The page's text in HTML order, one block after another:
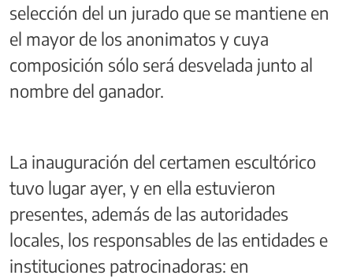
selección del un jurado que se mantiene en
el mayor de los anonimatos y cuya
composición sólo será desvelada junto al
nombre del ganador.
La inauguración del certamen escultórico
tuvo lugar ayer, y en ella estuvieron
presentes, además de las autoridades
locales, los responsables de las entidades e
instituciones patrocinadoras: en